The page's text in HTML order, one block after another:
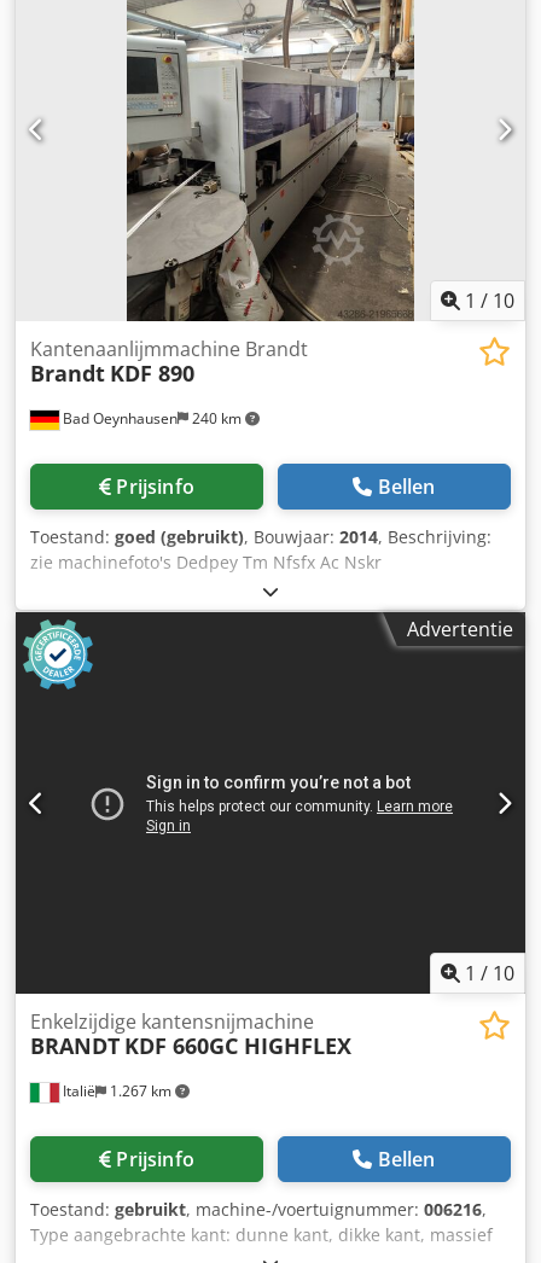
Lijmverwijderingssysteem: Ja Polijsteenheid: Ja
1 / 10
Bad Oeynhausen 240 km
Kantenaanlijmmachine Brandt
Brandt KDF 890
Prijsinfo Bellen
Toestand: goed (gebruikt), Bouwjaar: 2014, Beschrijving:
zie machinefoto's Dedpey Tm Nfsfx Ac Nskr
Advertentie
1 / 10
Italië 1.267 km
Enkelzijdige kantensnijmachine
BRANDT KDF 660GC HIGHFLEX
Prijsinfo Bellen
Toestand: gebruikt, machine-/voertuignummer: 006216,
Type aangebrachte kant: dunne kant, dikke kant, massief